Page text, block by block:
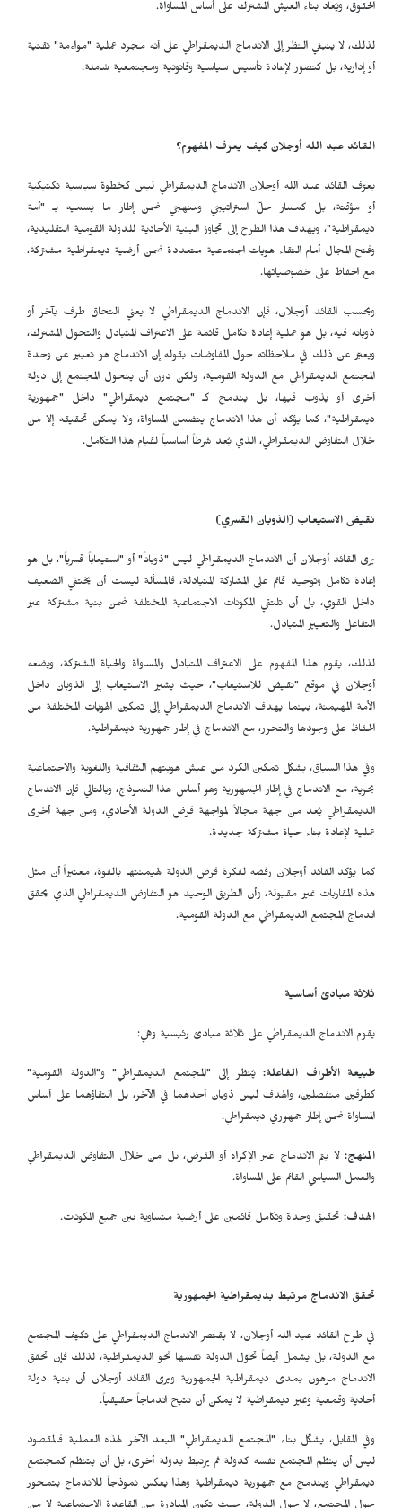
الحقوق، ويُعاد بناء العيش المشترك على أساس المساواة.
لذلك، لا ينبغي النظر إلى الاندماج الديمقراطي على أنه مجرد عملية "مواءمة" تقنية
أو إدارية، بل كتصور لإعادة تأسيس سياسية وقانونية ومجتمعية شاملة.
القائد عبد الله أوجلان كيف يعرّف المفهوم؟
يعرّف القائد عبد الله أوجلان الاندماج الديمقراطي ليس كخطوة سياسية تكتيكية
أو مؤقتة، بل كمسار حلّ استراتيجي ومنهجي ضمن إطار ما يسميه بـ "أمة
ديمقراطية"، ويهدف هذا الطرح إلى تجاوز البنية الأحادية للدولة القومية التقليدية،
وفتح المجال أمام التقاء هويات اجتماعية متعددة ضمن أرضية ديمقراطية مشتركة،
مع الحفاظ على خصوصياتها.
وبحسب القائد أوجلان، فإن الاندماج الديمقراطي لا يعني التحاق طرف بآخر أو
ذوبانه فيه، بل هو عملية إعادة تكامل قائمة على الاعتراف المتبادل والتحول المشترك،
ويعبّر عن ذلك في ملاحظاته حول المفاوضات بقوله إن الاندماج هو تعبير عن وحدة
المجتمع الديمقراطي مع الدولة القومية، ولكن دون أن يتحول المجتمع إلى دولة
أخرى أو يذوب فيها، بل يندمج كـ "مجتمع ديمقراطي" داخل "جمهورية
ديمقراطية"، كما يؤكد أن هذا الاندماج يتضمن المساواة، ولا يمكن تحقيقه إلا من
خلال التفاوض الديمقراطي، الذي يُعد شرطاً أساسياً لقيام هذا التكامل.
نقيض الاستيعاب (الذوبان القسري)
يرى القائد أوجلان أن الاندماج الديمقراطي ليس "ذوباناً" أو "استيعاباً قسرياً"، بل هو
إعادة تكامل وتوحيد قائم على المشاركة المتبادلة، فالمسألة ليست أن يختفي الضعيف
داخل القوي، بل أن تلتقي المكونات الاجتماعية المختلفة ضمن بنية مشتركة عبر
التفاعل والتغيير المتبادل.
لذلك، يقوم هذا المفهوم على الاعتراف المتبادل والمساواة والحياة المشتركة، ويضعه
أوجلان في موقع "نقيض للاستيعاب"، حيث يشير الاستيعاب إلى الذوبان داخل
الأمة المهيمنة، بينما يهدف الاندماج الديمقراطي إلى تمكين الهويات المختلفة من
الحفاظ على وجودها والتحرر، مع الاندماج في إطار جمهورية ديمقراطية.
وفي هذا السياق، يشكّل تمكين الكرد من عيش هويتهم الثقافية واللغوية والاجتماعية
بحرية، مع الاندماج في إطار الجمهورية وهو أساس هذا النموذج، وبالتالي فإن الاندماج
الديمقراطي يُعد من جهة مجالاً لمواجهة فرض الدولة الأحادي، ومن جهة أخرى
عملية لإعادة بناء حياة مشتركة جديدة.
كما يؤكد القائد أوجلان رفضه لفكرة فرض الدولة لهيمنتها بالقوة، معتبراً أن مثل
هذه المقاربات غير مقبولة، وأن الطريق الوحيد هو التفاوض الديمقراطي الذي يحقق
اندماج المجتمع الديمقراطي مع الدولة القومية.
ثلاثة مبادئ أساسية
يقوم الاندماج الديمقراطي على ثلاثة مبادئ رئيسية وهي:
طبيعة الأطراف الفاعلة: يُنظر إلى "المجتمع الديمقراطي" و"الدولة القومية"
كطرفين منفصلين، والهدف ليس ذوبان أحدهما في الآخر، بل التقاؤهما على أساس
المساواة ضمن إطار جمهوري ديمقراطي.
المنهج: لا يتم الاندماج عبر الإكراه أو الفرض، بل من خلال التفاوض الديمقراطي
والعمل السياسي القائم على المساواة.
الهدف: تحقيق وحدة وتكامل قائمين على أرضية متساوية بين جميع المكونات.
تحقق الاندماج مرتبط بديمقراطية الجمهورية
في طرح القائد عبد الله أوجلان، لا يقتصر الاندماج الديمقراطي على تكيّف المجتمع
مع الدولة، بل يشمل أيضاً تحوّل الدولة نفسها نحو الديمقراطية، لذلك فإن تحقق
الاندماج مرهون بمدى ديمقراطية الجمهورية ويرى القائد أوجلان أن بنية دولة
أحادية وقمعية وغير ديمقراطية لا يمكن أن تتيح اندماجاً حقيقياً.
وفي المقابل، يشكّل بناء "المجتمع الديمقراطي" البعد الآخر لهذه العملية فالمقصود
ليس أن ينظم المجتمع نفسه كدولة ثم يرتبط بدولة أخرى، بل أن يتنظم كمجتمع
ديمقراطي ويندمج مع جمهورية ديمقراطية وهذا يعكس نموذجاً للاندماج يتمحور